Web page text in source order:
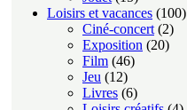
Loisirs et vacances (100)
Ciné-concert (2)
Exposition (20)
Film (46)
Jeu (12)
Livres (6)